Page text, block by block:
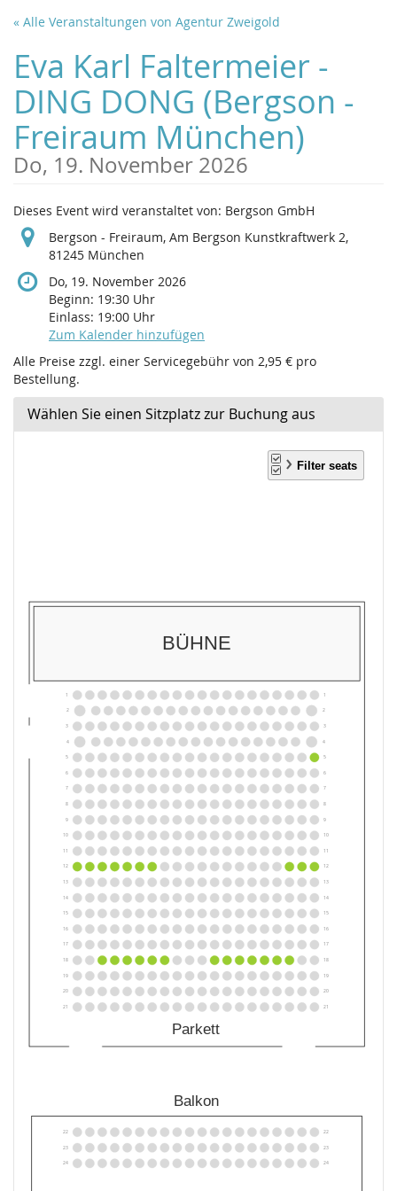
Zum
Inhalt
springen
« Alle Veranstaltungen von Agentur Zweigold
Eva Karl Faltermeier -
DING DONG (Bergson -
Freiraum München)
Do, 19. November 2026
Dieses Event wird veranstaltet von: Bergson GmbH
Bergson - Freiraum, Am Bergson Kunstkraftwerk 2,
81245 München
Do, 19. November 2026
Beginn: 19:30 Uhr
Einlass: 19:00 Uhr
Zum Kalender hinzufügen
Alle Preise zzgl. einer Servicegebühr von 2,95 € pro
Bestellung.
Wählen Sie einen Sitzplatz zur Buchung aus